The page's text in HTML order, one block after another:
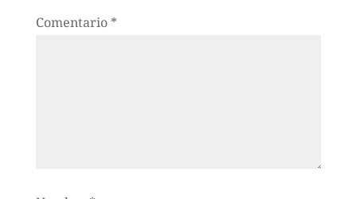
Comentario *